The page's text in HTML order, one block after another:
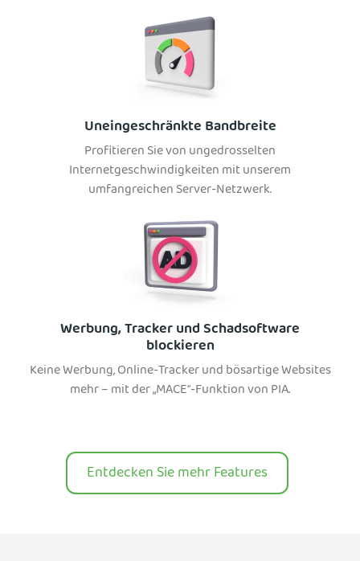
Uneingeschränkte Bandbreite
Profitieren Sie von ungedrosselten
Internetgeschwindigkeiten mit unserem
umfangreichen Server-Netzwerk.
Werbung, Tracker und Schadsoftware
blockieren
Keine Werbung, Online-Tracker und bösartige Websites
mehr – mit der „MACE“-Funktion von PIA.
Entdecken Sie mehr Features